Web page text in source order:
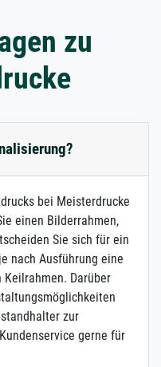
zu
bei Meisterdrucke
einen Bilderrahmen,
Sie sich für ein
nach Ausführung eine
Keilrahmen. Darüber
zur
gerne für